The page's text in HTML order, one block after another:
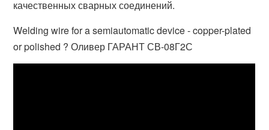
качественных сварных соединений.
Welding wire for a semiautomatic device - copper-plated
or polished ? Оливер ГАРАНТ СВ-08Г2С